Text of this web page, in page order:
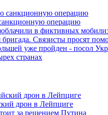
операцию
в фиктивных
бригада. Связисты просят
уже пройден - посол
странах
дрон в Лейпциге